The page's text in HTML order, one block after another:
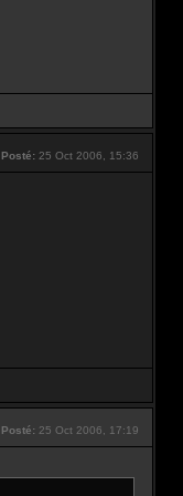
Posté: 25 Oct 2006, 15:36
Posté: 25 Oct 2006, 17:19